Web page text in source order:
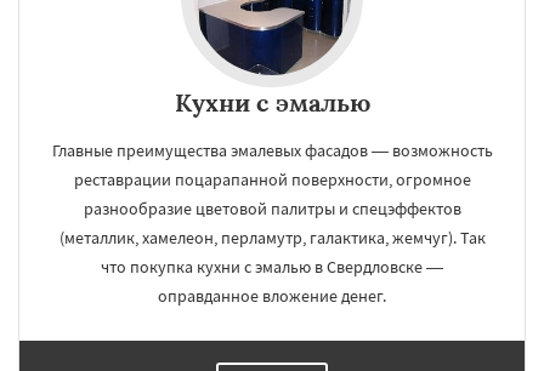
Кухни с эмалью
Главные преимущества эмалевых фасадов — возможность
реставрации поцарапанной поверхности, огромное
разнообразие цветовой палитры и спецэффектов
(металлик, хамелеон, перламутр, галактика, жемчуг). Так
что покупка кухни с эмалью в Свердловске —
оправданное вложение денег.